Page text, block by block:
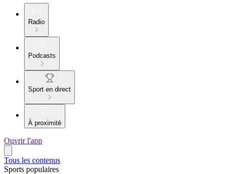
Radio
Podcasts
Sport en direct
À proximité
Ouvrir l'app
Tous les contenus
Sports populaires